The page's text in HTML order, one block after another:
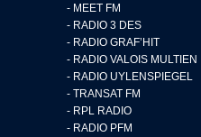
- MEET FM
- RADIO 3 DES
- RADIO GRAF’HIT
- RADIO VALOIS MULTIEN
- RADIO UYLENSPIEGEL
- TRANSAT FM
- RPL RADIO
- RADIO PFM